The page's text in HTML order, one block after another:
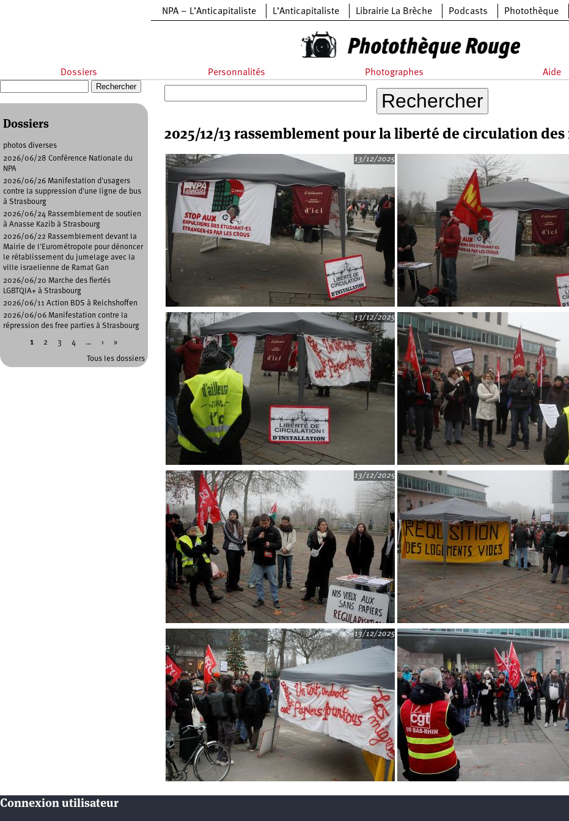
NPA – L’Anticapitaliste L’Anticapitaliste Librairie La Brèche Podcasts Photothèque
Dossiers Personnalités Photographes Aide
2025/12/13 rassemblement pour la liberté de circulation
13/12/2025
13/12/2025
13/12/2025
13/12/2025
Formulaire de recherche
Dossiers
photos diverses
2026/06/28 Conférence Nationale du
NPA
2026/06/26 Manifestation d'usagers
contre la suppression d'une ligne de bus
à Strasbourg
2026/06/24 Rassemblement de soutien
à Anasse Kazib à Strasbourg
2026/06/22 Rassemblement devant la
Mairie de l'Eurométropole pour dénoncer
le rétablissement du jumelage avec la
ville israelienne de Ramat Gan
2026/06/20 Marche des fiertés
LGBTQIA+ à Strasbourg
2026/06/11 Action BDS à Reichshoffen
2026/06/06 Manifestation contre la
répression des free parties à Strasbourg
1 2 3 4 … › »
Tous les dossiers
Connexion utilisateur